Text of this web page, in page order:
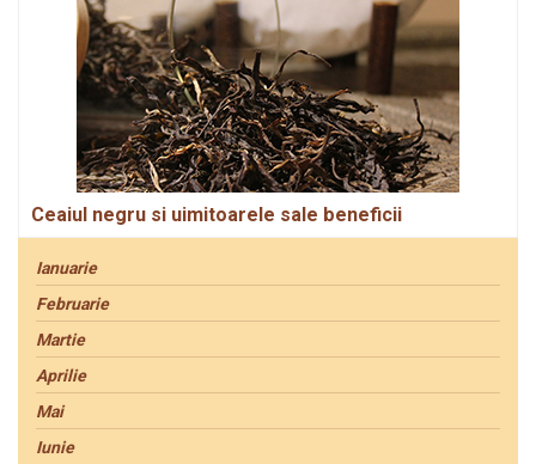
Ceaiul negru si uimitoarele sale beneficii
Ianuarie
Februarie
Martie
Aprilie
Mai
Iunie